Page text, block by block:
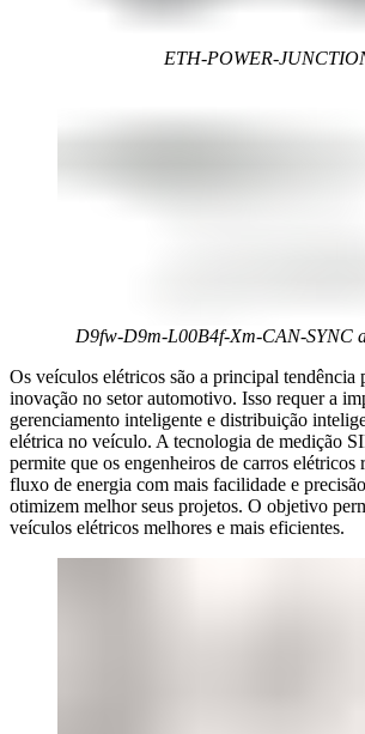
ETH-POWER-
D9fw-D9m-L00B4f-Xm-CAN-SYNC
Os veículos elétricos são a principal tendência
inovação no setor automotivo. Isso requer a
gerenciamento inteligente e distribuição
elétrica no veículo. A tecnologia de medição
permite que os engenheiros de carros elétricos
fluxo de energia com mais facilidade e
otimizem melhor seus projetos. O objetivo
veículos elétricos melhores e mais eficientes.